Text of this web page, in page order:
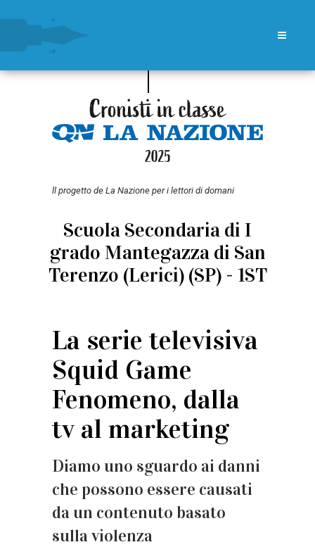
ll progetto de La Nazione per i lettori di domani
Scuola Secondaria di I
grado Mantegazza di San
Terenzo (Lerici) (SP) - 1ST
La serie televisiva
Squid Game
Fenomeno, dalla
tv al marketing
Diamo uno sguardo ai danni
che possono essere causati
da un contenuto basato
sulla violenza